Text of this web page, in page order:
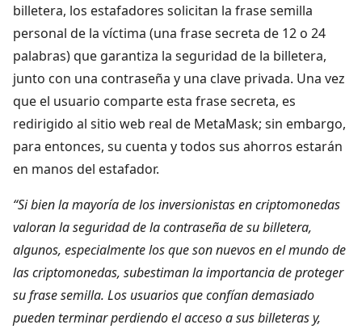
billetera, los estafadores solicitan la frase semilla
personal de la víctima (una frase secreta de 12 o 24
palabras) que garantiza la seguridad de la billetera,
junto con una contraseña y una clave privada. Una vez
que el usuario comparte esta frase secreta, es
redirigido al sitio web real de MetaMask; sin embargo,
para entonces, su cuenta y todos sus ahorros estarán
en manos del estafador.
“Si bien la mayoría de los inversionistas en criptomonedas
valoran la seguridad de la contraseña de su billetera,
algunos, especialmente los que son nuevos en el mundo de
las criptomonedas, subestiman la importancia de proteger
su frase semilla. Los usuarios que confían demasiado
pueden terminar perdiendo el acceso a sus billeteras y,